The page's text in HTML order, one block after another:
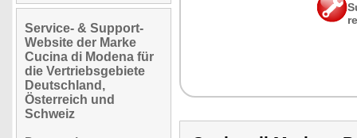
Service- & Support-
Website der Marke
Cucina di Modena für
die Vertriebsgebiete
Deutschland,
Österreich und
Schweiz